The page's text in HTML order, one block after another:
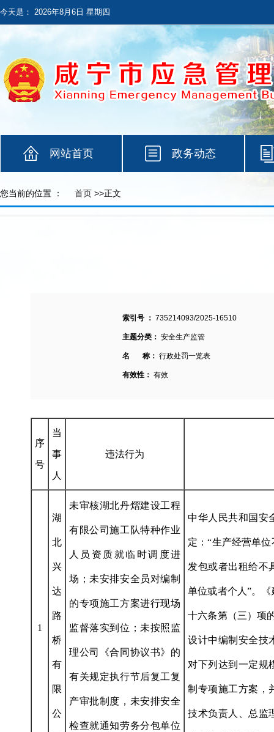
今天是： 2026年8月6日 星期四
网站首页 政务动态
您当前的位置 ： 首页 >>正文
索引号 ： 735214093/2025-16510
主题分类： 安全生产监管
名 称： 行政处罚一览表
有效性： 有效
序
号
当
事
人
违法行为
1
湖
北
兴
达
路
桥
有
限
公
未审核湖北丹熠建设工程
有限公司施工队特种作业
人员资质就临时调度进
场；未安排安全员对编制
的专项施工方案进行现场
监督落实到位；未按照监
理公司《合同协议书》的
有关规定执行节后复工复
产审批制度，未安排安全
检查就通知劳务分包单位
中华人民共和国安
定：“生产经营单
发包或者出租给不
单位或者个人”。
十六条第（三）项
设计中编制安全技
对下列达到一定规
制专项施工方案，
技术负责人、总监